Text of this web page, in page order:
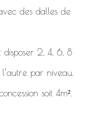
des dalles de
disposer 2, 4, 6, 8
par niveau.
soit 4m².